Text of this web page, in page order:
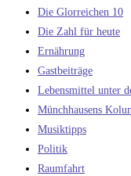
Die Glorreichen 10
Die Zahl für heute
Ernährung
Gastbeiträge
Lebensmittel unter
Münchhausens
Musiktipps
Politik
Raumfahrt